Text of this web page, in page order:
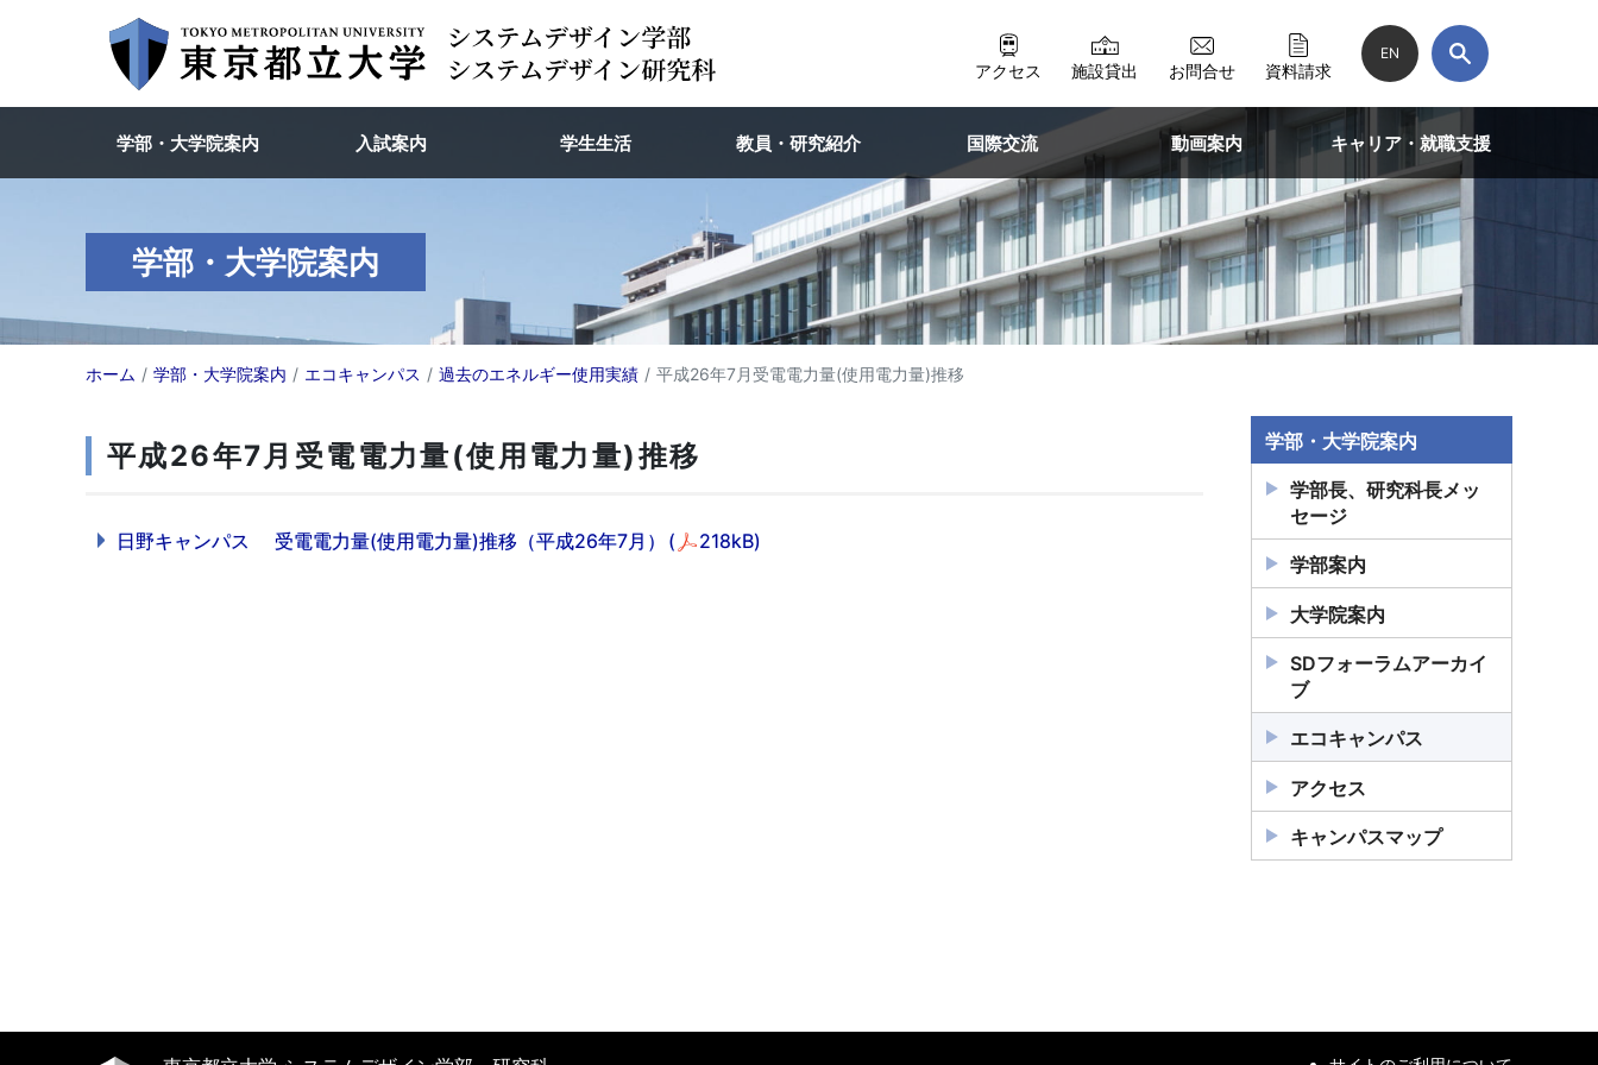
アクセス 施設貸出 お問合せ 資料請求
EN
学部・大学院案内 入試案内 学生生活 教員・研究紹介 国際交流 動画案内 キャリア・就職支援
学部・大学院案内
ホーム 学部・大学院案内 エコキャンパス 過去のエネルギー使用実績 平成26年7月受電電力量(使用電力量)推移
平成26年7月受電電力量(使用電力量)推移
日野キャンパス 受電電力量(使用電力量)推移（平成26年7月） ( 218kB)
学部・大学院案内
学部長、研究科長メッ
セージ
学部案内
システムデザイン学部の特
色
情報科学科
教員一覧
オリジナルホームページ
学科案内PDF 15.4MB)
電気電子工学科
教員一覧
オリジナルホームページ
機械システム工学科
教員一覧
オリジナルホームページ
教員一覧
インダストリアルアート学
大学院案内
システムデザイン研究科の
特色
情報科学域
教員一覧
オリジナルホームページ
電子情報システム工学域
教員一覧
オリジナルホームページ
機械システム工学域
教員一覧
電気電子工学域
SDフォーラムアーカイ
ブ
エコキャンパス
アクセス
キャンパスマップ